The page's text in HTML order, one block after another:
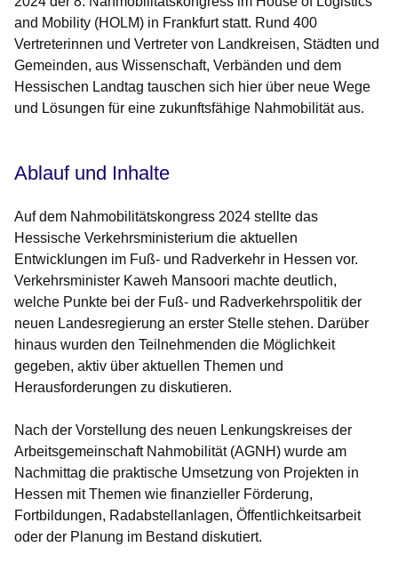
and Mobility (HOLM) in Frankfurt statt. Rund 400
Vertreterinnen und Vertreter von Landkreisen, Städten und
Gemeinden, aus Wissenschaft, Verbänden und dem
Hessischen Landtag tauschen sich hier über neue Wege
und Lösungen für eine zukunftsfähige Nahmobilität aus.
Ablauf und Inhalte
Auf dem Nahmobilitätskongress 2024 stellte das
Hessische Verkehrsministerium die aktuellen
Entwicklungen im Fuß- und Radverkehr in Hessen vor.
Verkehrsminister Kaweh Mansoori machte deutlich,
welche Punkte bei der Fuß- und Radverkehrspolitik der
neuen Landesregierung an erster Stelle stehen. Darüber
hinaus wurden den Teilnehmenden die Möglichkeit
gegeben, aktiv über aktuellen Themen und
Herausforderungen zu diskutieren.
Nach der Vorstellung des neuen Lenkungskreises der
Arbeitsgemeinschaft Nahmobilität (AGNH) wurde am
Nachmittag die praktische Umsetzung von Projekten in
Hessen mit Themen wie finanzieller Förderung,
Fortbildungen, Radabstellanlagen, Öffentlichkeitsarbeit
oder der Planung im Bestand diskutiert.